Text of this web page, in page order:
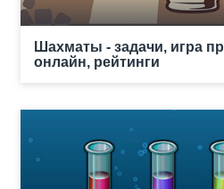
Шахматы - задачи, игра
онлайн, рейтинги